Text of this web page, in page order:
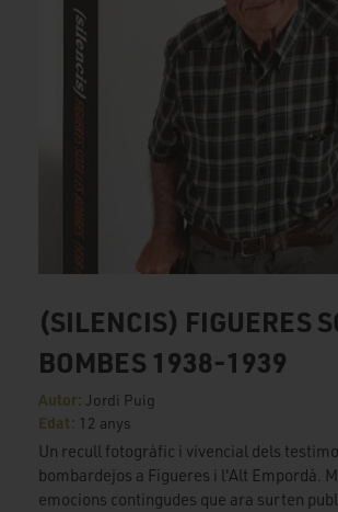
(SILENCIS) FIGUERES
BOMBES 1938-1939
Autor: Jordi Puig
Edat: 12 anys
Un recull fotogràfic i vivencial dels
bombardejos a Figueres i l'Alt Empordà.
emocions contingudes que ara surten